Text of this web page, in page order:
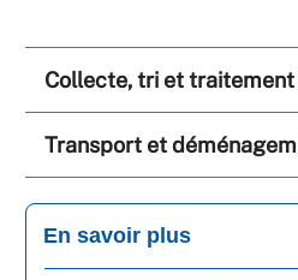
Collecte, tri et
Transport et
En savoir plus